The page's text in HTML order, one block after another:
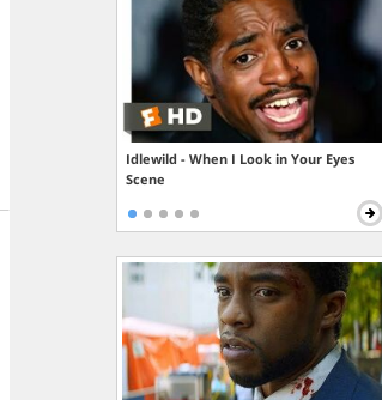
Idlewild - When I Look in Your Eyes
Scene